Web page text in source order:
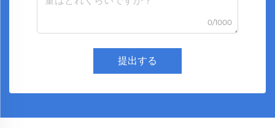
0/1000
提出する